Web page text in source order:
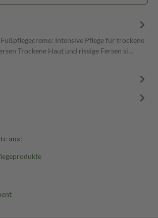
Intensive Pflege für trockene
Trockene Haut und rissige Fersen si…
aus: